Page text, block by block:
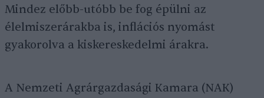
Mindez előbb-utóbb be fog épülni az
élelmiszerárakba is, inflációs nyomást
gyakorolva a kiskereskedelmi árakra.
A Nemzeti Agrárgazdasági Kamara (NAK)